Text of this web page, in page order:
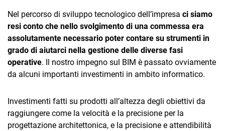
Nel percorso di sviluppo tecnologico dell’impresa ci siamo
resi conto che nello svolgimento di una commessa era
assolutamente necessario poter contare su strumenti in
grado di aiutarci nella gestione delle diverse fasi
operative. Il nostro impegno sul BIM è passato ovviamente
da alcuni importanti investimenti in ambito informatico.
Investimenti fatti su prodotti all’altezza degli obiettivi da
raggiungere come la velocità e la precisione per la
progettazione architettonica, e la precisione e attendibilità